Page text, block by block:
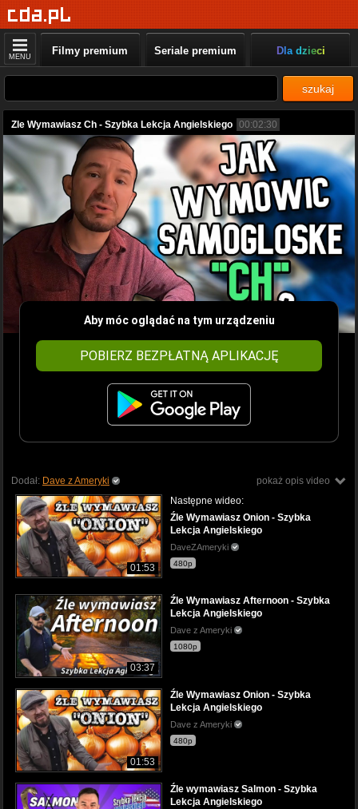
MENU Filmy premium Seriale premium Dla dzieci
szukaj
Zle Wymawiasz Ch - Szybka Lekcja Angielskiego 00:02:30
Aby móc oglądać na tym urządzeniu
POBIERZ BEZPŁATNĄ APLIKACJĘ
pokaż opis video
Dodał: Dave z Ameryki
01:53
Następne wideo:
Źle Wymawiasz Onion - Szybka
Lekcja Angielskiego
DaveZAmeryki
480p
03:37
Źle Wymawiasz Afternoon - Szybka
Lekcja Angielskiego
Dave z Ameryki
1080p
01:53
Źle Wymawiasz Onion - Szybka
Lekcja Angielskiego
Dave z Ameryki
480p
Źle wymawiasz Salmon - Szybka
Lekcja Angielskiego